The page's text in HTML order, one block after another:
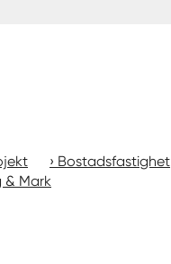
Bostadsfastighet
& Mark